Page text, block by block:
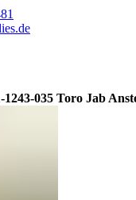
1243-035 Toro Jab